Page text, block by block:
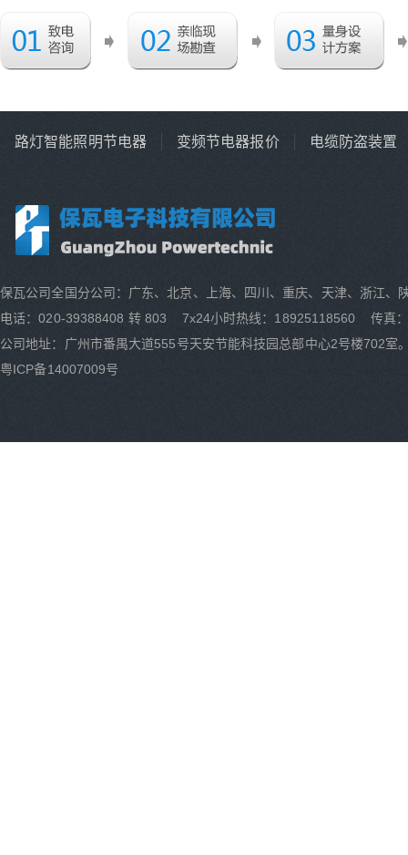
路灯智能照明节电器 变频节电器报价 电缆防盗装置
保瓦公司全国分公司：广东、北京、上海、四川、重庆、天津、浙江
电话：020-39388408 转 803 7x24小时热线：18925118560 传真
公司地址：广州市番禺大道555号天安节能科技园总部中心2号楼702室
粤ICP备14007009号